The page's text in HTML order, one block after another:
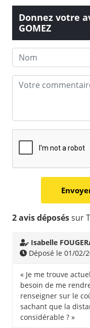
Donnez votre
GOMEZ
2 avis déposéssur
Isabelle
Déposé le 01/02/
« Je me trouve
besoin de me
renseigner sur le
sachant que la
considérable ? »